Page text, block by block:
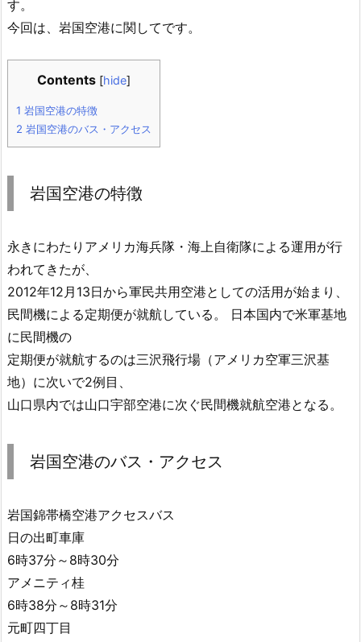
す。
今回は、岩国空港に関してです。
Contents [hide]
1 岩国空港の特徴
2 岩国空港のバス・アクセス
岩国空港の特徴
永きにわたりアメリカ海兵隊・海上自衛隊による運用が行
われてきたが、
2012年12月13日から軍民共用空港としての活用が始まり、
民間機による定期便が就航している。 日本国内で米軍基地
に民間機の
定期便が就航するのは三沢飛行場（アメリカ空軍三沢基
地）に次いで2例目、
山口県内では山口宇部空港に次ぐ民間機就航空港となる。
岩国空港のバス・アクセス
岩国錦帯橋空港アクセスバス
日の出町車庫
6時37分～8時30分
アメニティ桂
6時38分～8時31分
元町四丁目